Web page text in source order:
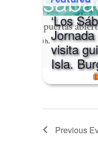
‘Los
visita
Isla.
Previous